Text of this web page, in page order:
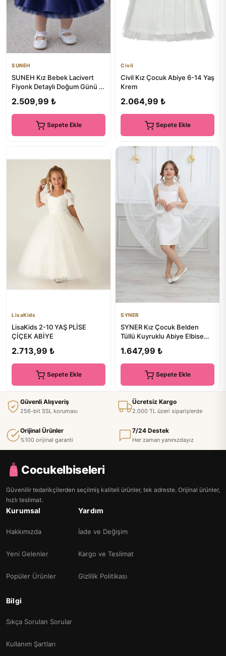
SUNEH
SUNEH Kız Bebek Lacivert
Fiyonk Detaylı Doğum Günü ,
2.509,99 ₺
Sepete Ekle
Civil
Civil Kız Çocuk Abiye 6-14 Yaş
Krem
2.064,99 ₺
Sepete Ekle
LisaKids
LisaKids 2-10 YAŞ PLİSE
ÇİÇEK ABİYE
2.713,99 ₺
Sepete Ekle
SYNER
SYNER Kız Çocuk Belden
Tüllü Kuyruklu Abiye Elbise
1.647,99 ₺
Sepete Ekle
Güvenli Alışveriş
256-bit SSL koruması
Ücretsiz Kargo
2.000 TL üzeri siparişlerde
Orijinal Ürünler
%100 orijinal garanti
7/24 Destek
Her zaman yanınızdayız
Cocukelbiseleri
Güvenilir tedarikçilerden seçilmiş kaliteli ürünler, tek adreste. Orijinal ürünler,
hızlı teslimat.
Kurumsal
Hakkımızda
Yeni Gelenler
Popüler Ürünler
Yardım
İade ve Değişim
Kargo ve Teslimat
Gizlilik Politikası
Bilgi
Sıkça Sorulan Sorular
Kullanım Şartları